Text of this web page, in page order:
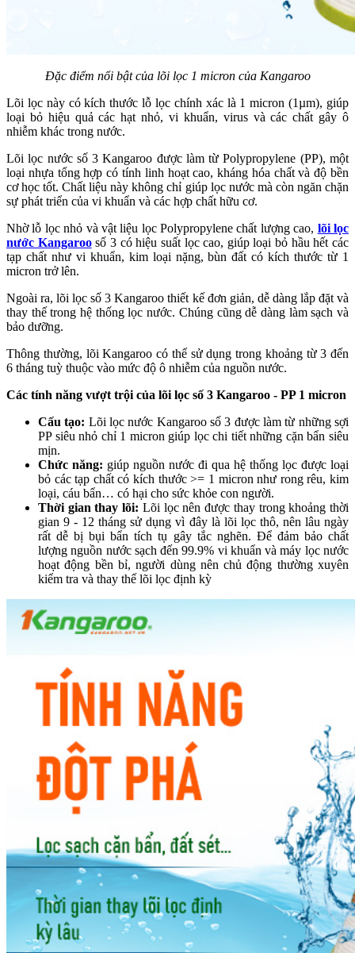
Đặc điểm nổi bật của lõi lọc 1 micron của Kangaroo
Lõi lọc này có kích thước lỗ lọc chính xác là 1 micron (1µm), giúp
loại bỏ hiệu quả các hạt nhỏ, vi khuẩn, virus và các chất gây ô
nhiễm khác trong nước.
Lõi lọc nước số 3 Kangaroo được làm từ Polypropylene (PP), một
loại nhựa tổng hợp có tính linh hoạt cao, kháng hóa chất và độ bền
cơ học tốt. Chất liệu này không chỉ giúp lọc nước mà còn ngăn chặn
sự phát triển của vi khuẩn và các hợp chất hữu cơ.
Nhờ lỗ lọc nhỏ và vật liệu lọc Polypropylene chất lượng cao, lõi lọc
nước Kangaroosố 3 có hiệu suất lọc cao, giúp loại bỏ hầu hết các
tạp chất như vi khuẩn, kim loại nặng, bùn đất có kích thước từ 1
micron trở lên.
Ngoài ra, lõi lọc số 3 Kangaroo thiết kế đơn giản, dễ dàng lắp đặt và
thay thế trong hệ thống lọc nước. Chúng cũng dễ dàng làm sạch và
bảo dưỡng.
Thông thường, lõi Kangaroo có thể sử dụng trong khoảng từ 3 đến
6 tháng tuỳ thuộc vào mức độ ô nhiễm của nguồn nước.
Các tính năng vượt trội của lõi lọc số 3 Kangaroo - PP 1 micron
Cấu tạo: Lõi lọc nước Kangaroo số 3 được làm từ những sợi
PP siêu nhỏ chỉ 1 micron giúp lọc chi tiết những cặn bẩn siêu
mịn.
Chức năng: giúp nguồn nước đi qua hệ thống lọc được loại
bỏ các tạp chất có kích thước >= 1 micron như rong rêu, kim
loại, cáu bẩn… có hại cho sức khỏe con người.
Thời gian thay lõi: Lõi lọc nên được thay trong khoảng thời
gian 9 - 12 tháng sử dụng vì đây là lõi lọc thô, nên lâu ngày
rất dễ bị bụi bẩn tích tụ gây tắc nghẽn. Để đảm bảo chất
lượng nguồn nước sạch đến 99.9% vi khuẩn và máy lọc nước
hoạt động bền bỉ, người dùng nên chủ động thường xuyên
kiểm tra và thay thế lõi lọc định kỳ